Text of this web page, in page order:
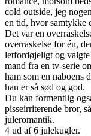
cold outside, jeg
en tid, hvor samtykke
Det var en
overraskelse for én,
letfordøjeligt og
mand fra en tv-serie
ham som en naboens
han er så sød og god.
Du kan formentlig
pisseirriterende bror,
juleromantik.
4 ud af 6 julekugler.